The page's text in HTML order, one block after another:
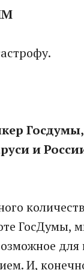
Госдумы,
и
ГосДумы,
И,